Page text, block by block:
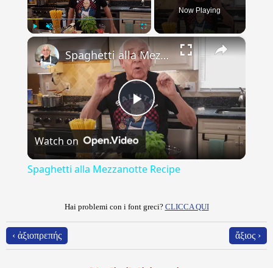
Unmute
Now Playing
×
Play
Video
Spaghetti alla Mezzanotte Recipe
Watch on
Spaghetti alla Mezzanotte Recipe
Hai problemi con i font greci? CLICCA QUI
‹ ἀξιοπρεπής ἄξιος ›